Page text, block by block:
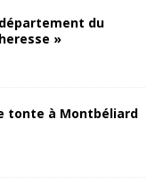
du
»
tonte à Montbéliard